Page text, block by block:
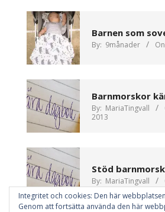
Barnen som
By: 9månader
Barnmorskor
By: MariaTingvall
2013
Stöd
By: MariaTingvall
Integritet och cookies: Den här
Genom att fortsätta använda den här